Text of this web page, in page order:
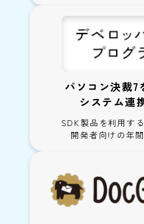
パソコン決裁7
システム連
SDK製品を利用す
開発者向けの年